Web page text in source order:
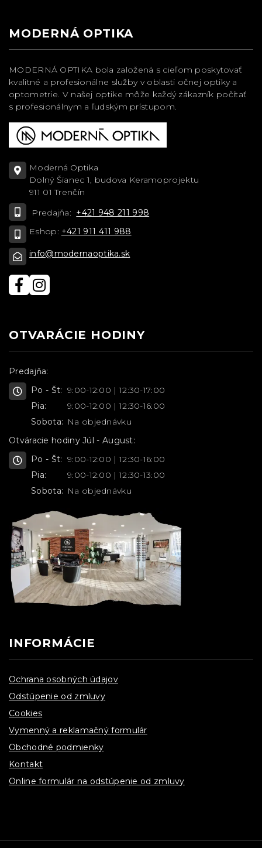
MODERNÁ OPTIKA
MODERNÁ OPTIKA bola založená s cieľom poskytovať
kvalitné a profesionálne služby v oblasti očnej optiky a
optometrie. V našej optike môže každý zákazník počítať
s profesionálnym a ľudským prístupom.
Moderná Optika
Dolný Šianec 1, budova Keramoprojektu
911 01 Trenčín
Predajňa: +421 948 211 998
Eshop: +421 911 411 988
info@modernaoptika.sk
OTVARÁCIE HODINY
Predajňa:
Po - Št: 9:00-12:00 | 12:30-17:00
Pia:
9:00-12:00 | 12:30-16:00
Sobota: Na objednávku
Otváracie hodiny Júl - August:
Po - Št: 9:00-12:00 | 12:30-16:00
Pia:
9:00-12:00 | 12:30-13:00
Sobota: Na objednávku
INFORMÁCIE
Ochrana osobných údajov
Odstúpenie od zmluvy
Cookies
Vymenný a reklamačný formulár
Obchodné podmienky
Kontakt
Online formulár na odstúpenie od zmluvy